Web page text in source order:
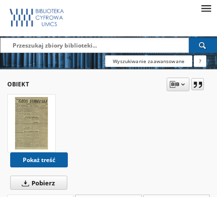
Wyszukiwanie zaawansowane ?
OBIEKT
Pokaż treść
Pobierz